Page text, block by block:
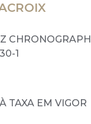
CHRONOGRAPH
1
TAXA EM VIGOR